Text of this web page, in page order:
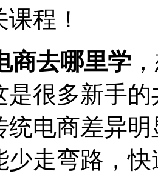
程！
商去哪里学
是很多新手
统电商差异
少走弯路，